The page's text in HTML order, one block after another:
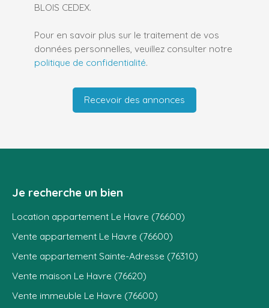
BLOIS CEDEX.
Pour en savoir plus sur le traitement de vos
données personnelles, veuillez consulter notre
politique de confidentialité.
Recevoir des annonces
Je recherche un bien
Location appartement Le Havre (76600)
Vente appartement Le Havre (76600)
Vente appartement Sainte-Adresse (76310)
Vente maison Le Havre (76620)
Vente immeuble Le Havre (76600)